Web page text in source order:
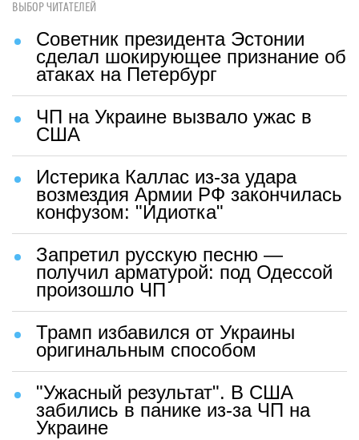
ВЫБОР ЧИТАТЕЛЕЙ
Советник президента Эстонии
сделал шокирующее признание об
атаках на Петербург
ЧП на Украине вызвало ужас в
США
Истерика Каллас из-за удара
возмездия Армии РФ закончилась
конфузом: "Идиотка"
Запретил русскую песню —
получил арматурой: под Одессой
произошло ЧП
Трамп избавился от Украины
оригинальным способом
"Ужасный результат". В США
забились в панике из-за ЧП на
Украине